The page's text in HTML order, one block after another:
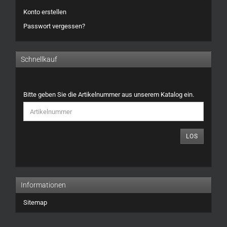
Konto erstellen
Passwort vergessen?
Schnellkauf
BITTE
GEBEN
SIE
DIE
EIN.
Bitte geben Sie die Artikelnummer aus unserem Katalog ein.
LOS
Informationen
Sitemap